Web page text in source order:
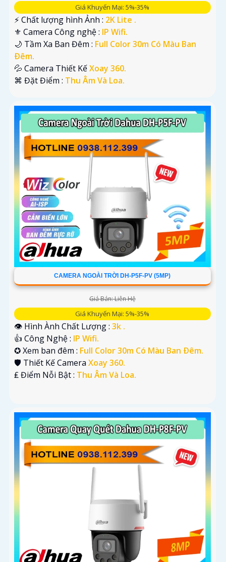
Giá Khuyến Mại: 5%-35%
️⚡ Chất lượng hình Ảnh : 2K Lite .
⚜️ Camera Công nghệ : IP Wifi.
🌙 Tầm Xa Ban Đêm : Full Color 30m Có Màu Ban
Ðêm.
💦 Camera Thiết KếXoay 360.
️⌘ Đặt Điểm : Thu Âm Và Loa.
CAMERA NGOÀI TRỜI DH-P5F-PV (5MP)
Giá Bán: Liên Hệ
Giá Khuyến Mại: 5%-35%
👁 Hình Ành Chất Lượng : 3k .
👍 Công Nghệ : IP Wifi.
✪ Xem ban đêm : Full Color 30m Có Màu Ban Ðêm.
🛡 Thiết Kế Camera Xoay 360.
️₤ Điểm Nỗi Bật : Thu Âm Và Loa.